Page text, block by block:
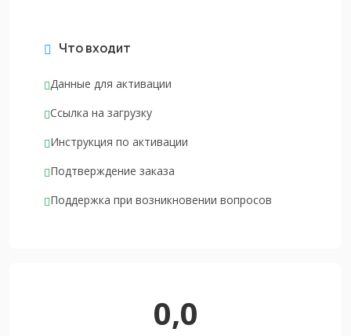
Что входит
Данные для активации
Ссылка на загрузку
Инструкция по активации
Подтверждение заказа
Поддержка при возникновении вопросов
0,0